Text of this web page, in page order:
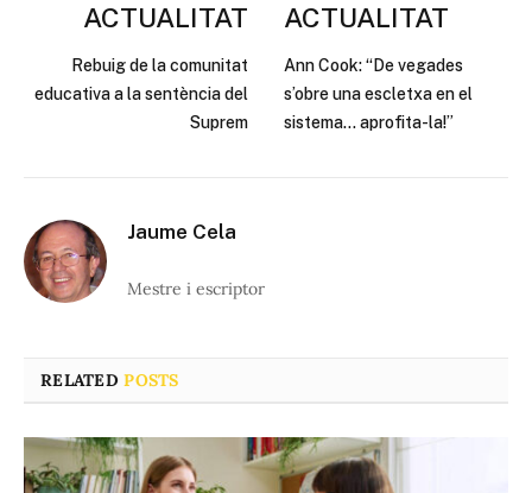
ACTUALITAT
Rebuig de la comunitat
educativa a la sentència del
Suprem
ACTUALITAT
Ann Cook: “De vegades
s’obre una escletxa en el
sistema… aprofita-la!”
Jaume Cela
Mestre i escriptor
RELATEDPOSTS